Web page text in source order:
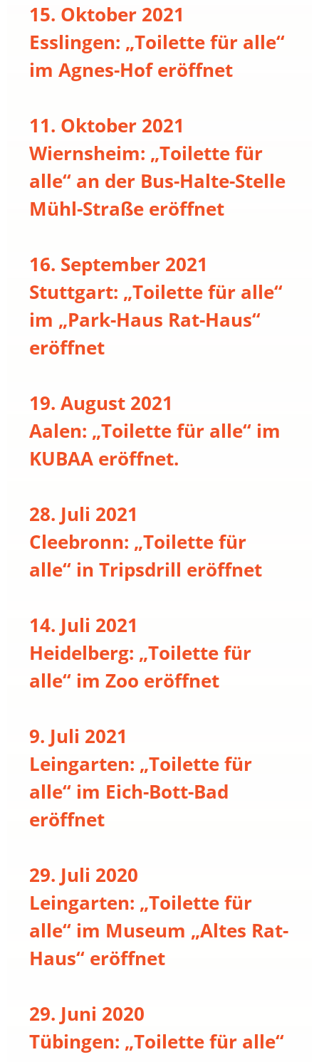
15. Oktober 2021
Esslingen: „Toilette für alle“
im Agnes-Hof eröffnet
11. Oktober 2021
Wiernsheim: „Toilette für
alle“ an der Bus-Halte-Stelle
Mühl-Straße eröffnet
16. September 2021
Stuttgart: „Toilette für alle“
im „Park-Haus Rat-Haus“
eröffnet
19. August 2021
Aalen: „Toilette für alle“ im
KUBAA eröffnet.
28. Juli 2021
Cleebronn: „Toilette für
alle“ in Tripsdrill eröffnet
14. Juli 2021
Heidelberg: „Toilette für
alle“ im Zoo eröffnet
9. Juli 2021
Leingarten: „Toilette für
alle“ im Eich-Bott-Bad
eröffnet
29. Juli 2020
Leingarten: „Toilette für
alle“ im Museum „Altes Rat-
Haus“ eröffnet
29. Juni 2020
Tübingen: „Toilette für alle“